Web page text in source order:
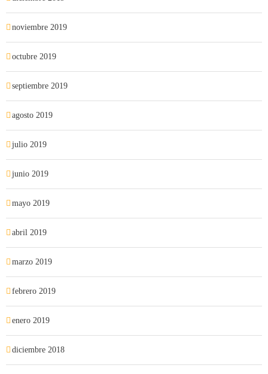
noviembre 2019
octubre 2019
septiembre 2019
agosto 2019
julio 2019
junio 2019
mayo 2019
abril 2019
marzo 2019
febrero 2019
enero 2019
diciembre 2018